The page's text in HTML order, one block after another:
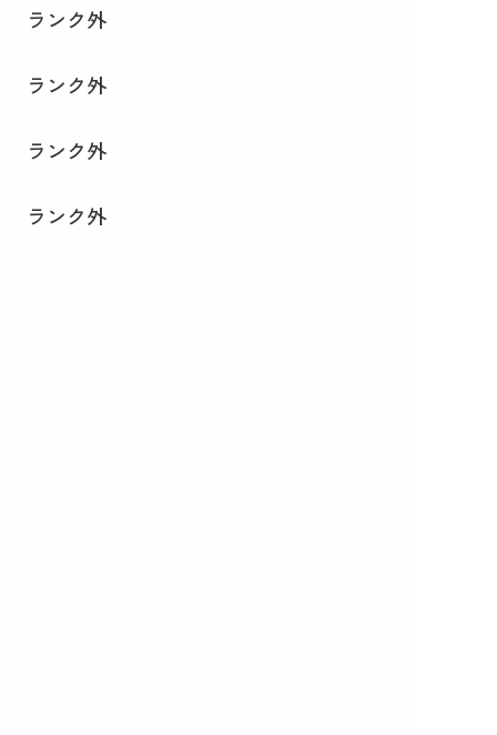
ランク外
ランク外
ランク外
ランク外